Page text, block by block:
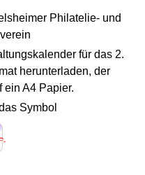
Philatelie- und
für das 2.
herunterladen, der
ein A4 Papier.
Symbol